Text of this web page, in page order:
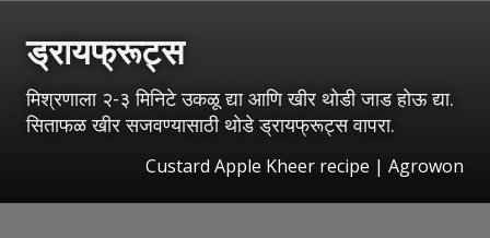
ड्रायफ्रूट्स
मिश्रणाला २-३ मिनिटे उकळू द्या आणि खीर थोडी जाड होऊ द्या.
सिताफळ खीर सजवण्यासाठी थोडे ड्रायफ्रूट्स वापरा.
Custard Apple Kheer recipe | Agrowon